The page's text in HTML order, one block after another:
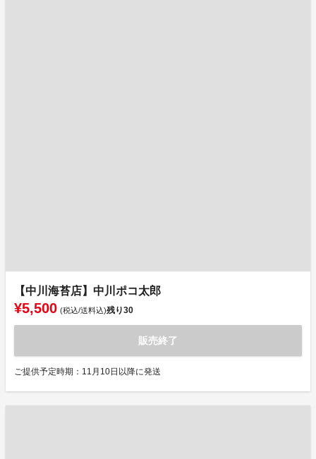
【中川海苔店】中川ポコ太郎
¥5,500 (税込/送料込)残り30
販売終了
ご提供予定時期：11月10日以降に発送